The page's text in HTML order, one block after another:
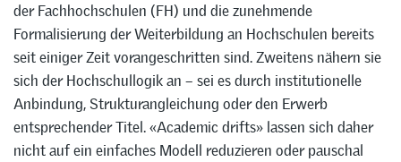
der Fachhochschulen (FH) und die zunehmende
Formalisierung der Weiterbildung an Hochschulen bereits
seit einiger Zeit vorangeschritten sind. Zweitens nähern sie
sich der Hochschullogik an – sei es durch institutionelle
Anbindung, Strukturangleichung oder den Erwerb
entsprechender Titel. «Academic drifts» lassen sich daher
nicht auf ein einfaches Modell reduzieren oder pauschal